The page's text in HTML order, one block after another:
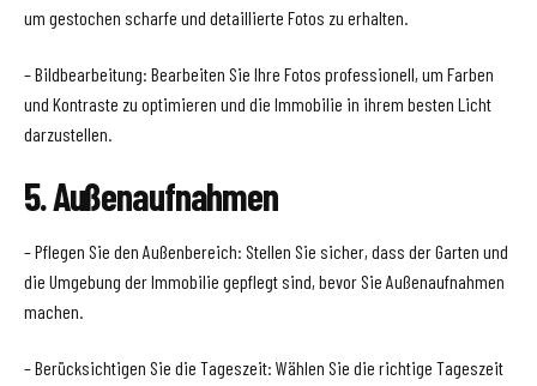
um gestochen scharfe und detaillierte Fotos zu erhalten.
– Bildbearbeitung: Bearbeiten Sie Ihre Fotos professionell, um Farben
und Kontraste zu optimieren und die Immobilie in ihrem besten Licht
darzustellen.
5. Außenaufnahmen
– Pflegen Sie den Außenbereich: Stellen Sie sicher, dass der Garten und
die Umgebung der Immobilie gepflegt sind, bevor Sie Außenaufnahmen
machen.
– Berücksichtigen Sie die Tageszeit: Wählen Sie die richtige Tageszeit